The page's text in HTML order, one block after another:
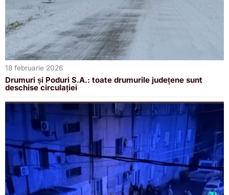
18 februarie 2026
Drumuri și Poduri S.A.: toate drumurile județene sunt
deschise circulației